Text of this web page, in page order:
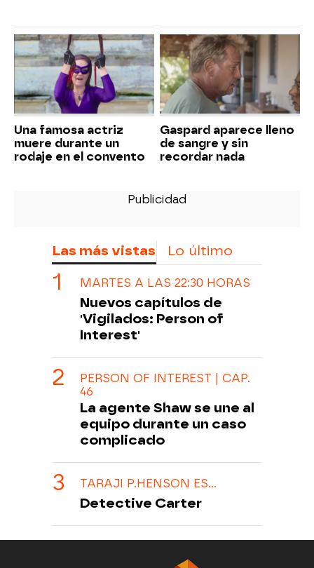
Una famosa actriz
muere durante un
rodaje en el convento
Gaspard aparece lleno
de sangre y sin
recordar nada
Las más vistas Lo último
MARTES A LAS 22:30 HORAS
Nuevos capítulos de
'Vigilados: Person of
Interest'
PERSON OF INTEREST | CAP.
46
La agente Shaw se une al
equipo durante un caso
complicado
TARAJI P.HENSON ES...
Detective Carter